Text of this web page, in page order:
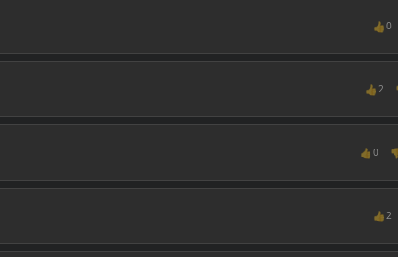
👍 0
👍 2
👍 0
👍 2